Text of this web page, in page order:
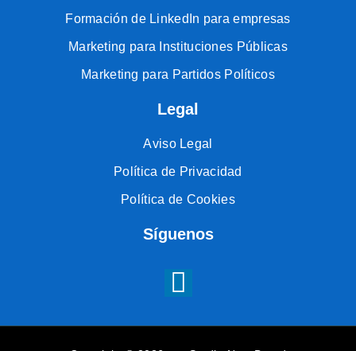
Formación de LinkedIn para empresas
Marketing para Instituciones Públicas
Marketing para Partidos Políticos
Legal
Aviso Legal
Política de Privacidad
Política de Cookies
Síguenos